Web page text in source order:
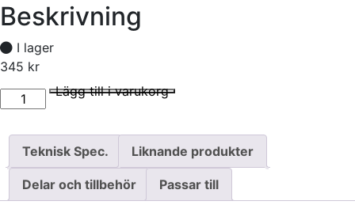
Beskrivning
I lager
345 kr
I lager
Däck & Fälg, Goodrich S1/Split-Spoke, 4WD/2WD Bak (2) mängd Lägg till i varukorg
Teknisk Spec. Liknande produkter
Delar och tillbehör Passar till